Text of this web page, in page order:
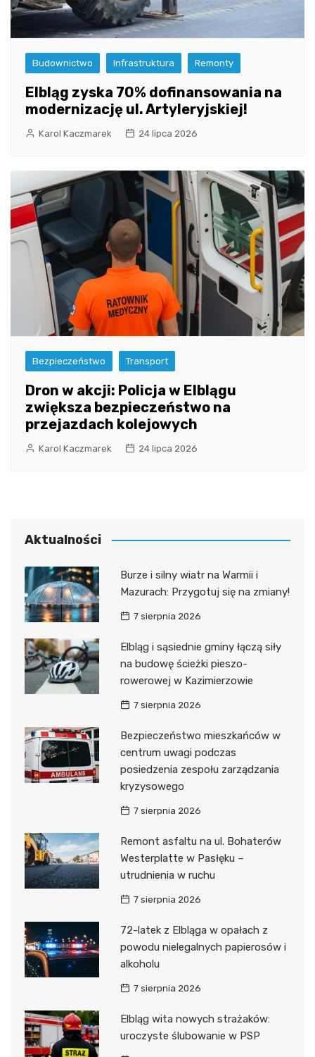
Budownictwo Infrastruktura Remonty
Elbląg zyska 70% dofinansowania na
modernizację ul. Artyleryjskiej!
Karol Kaczmarek 24 lipca 2026
Bezpieczeństwo Transport
Dron w akcji: Policja w Elblągu
zwiększa bezpieczeństwo na
przejazdach kolejowych
Karol Kaczmarek 24 lipca 2026
Aktualności
Burze i silny wiatr na Warmii i
Mazurach: Przygotuj się na zmiany!
7 sierpnia 2026
Elbląg i sąsiednie gminy łączą siły
na budowę ścieżki pieszo-
rowerowej w Kazimierzowie
7 sierpnia 2026
Bezpieczeństwo mieszkańców w
centrum uwagi podczas
posiedzenia zespołu zarządzania
kryzysowego
7 sierpnia 2026
Remont asfaltu na ul. Bohaterów
Westerplatte w Pasłęku –
utrudnienia w ruchu
7 sierpnia 2026
72-latek z Elbląga w opałach z
powodu nielegalnych papierosów i
alkoholu
7 sierpnia 2026
Elbląg wita nowych strażaków:
uroczyste ślubowanie w PSP